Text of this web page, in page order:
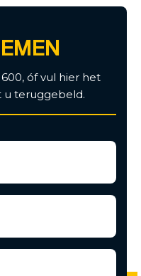
600, óf vul hier het
u teruggebeld.